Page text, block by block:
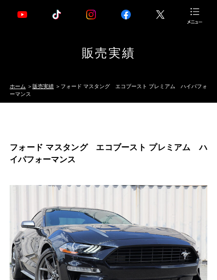
販売実績
ホーム 販売実績
フォード マスタング エコブースト プレミアム ハイパフォ
ーマンス
フォード マスタング エコブースト プレミアム ハ
イパフォーマンス